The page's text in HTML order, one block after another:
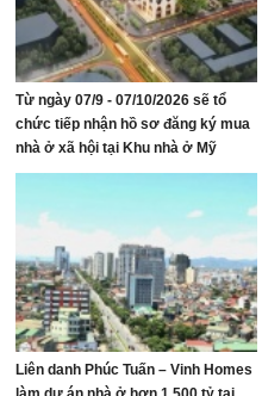
Từ ngày 07/9 - 07/10/2026 sẽ tổ
chức tiếp nhận hồ sơ đăng ký mua
nhà ở xã hội tại Khu nhà ở Mỹ
Thượng, phường Vinh Lộc
Liên danh Phúc Tuấn – Vinh Homes